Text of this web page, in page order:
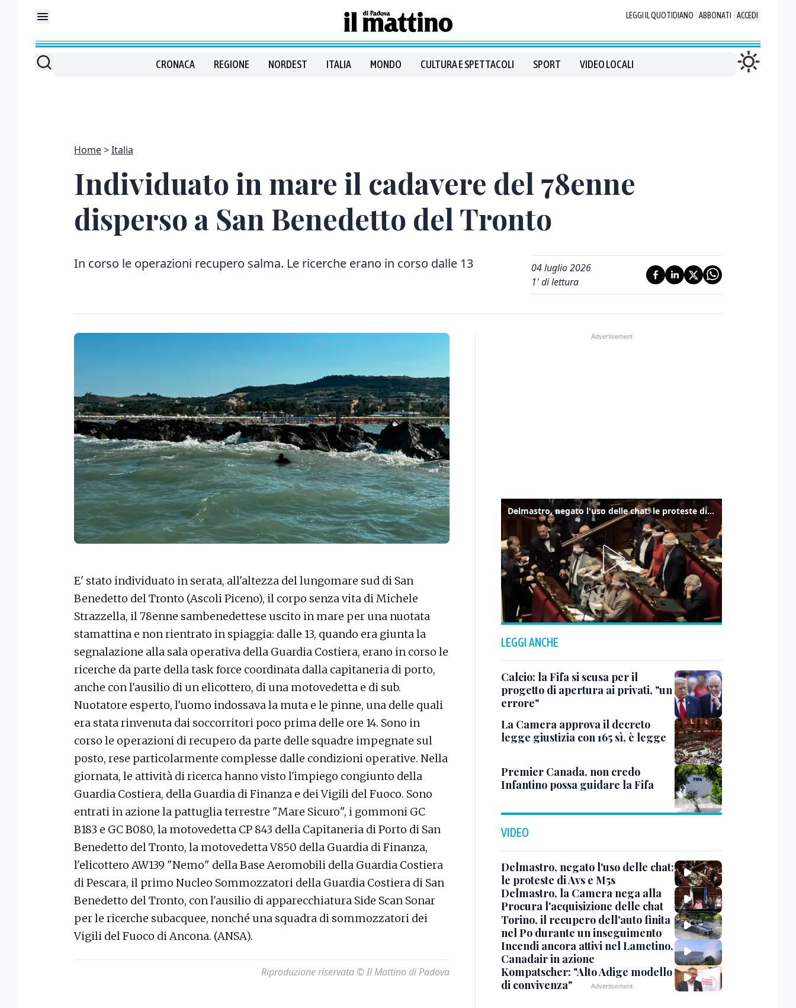
LEGGI IL QUOTIDIANO ABBONATI ACCEDI
CRONACA REGIONE NORDEST ITALIA MONDO CULTURA E SPETTACOLI SPORT VIDEO LOCALI
Home Italia
Individuato in mare il cadavere del 78enne
disperso a San Benedetto del Tronto
In corso le operazioni recupero salma. Le ricerche erano in corso dalle 13
04 luglio 2026
1' di lettura
E' stato individuato in serata, all'altezza del lungomare sud di San
Benedetto del Tronto (Ascoli Piceno), il corpo senza vita di Michele
Strazzella, il 78enne sambenedettese uscito in mare per una nuotata
stamattina e non rientrato in spiaggia: dalle 13, quando era giunta la
segnalazione alla sala operativa della Guardia Costiera, erano in corso le
ricerche da parte della task force coordinata dalla capitaneria di porto,
anche con l'ausilio di un elicottero, di una motovedetta e di sub.
Nuotatore esperto, l'uomo indossava la muta e le pinne, una delle quali
era stata rinvenuta dai soccorritori poco prima delle ore 14. Sono in
corso le operazioni di recupero da parte delle squadre impegnate sul
posto, rese particolarmente complesse dalle condizioni operative. Nella
giornata, le attività di ricerca hanno visto l'impiego congiunto della
Guardia Costiera, della Guardia di Finanza e dei Vigili del Fuoco. Sono
entrati in azione la pattuglia terrestre "Mare Sicuro", i gommoni GC
B183 e GC B080, la motovedetta CP 843 della Capitaneria di Porto di San
Benedetto del Tronto, la motovedetta V850 della Guardia di Finanza,
l'elicottero AW139 "Nemo" della Base Aeromobili della Guardia Costiera
di Pescara, il primo Nucleo Sommozzatori della Guardia Costiera di San
Benedetto del Tronto, con l'ausilio di apparecchiatura Side Scan Sonar
per le ricerche subacquee, nonché una squadra di sommozzatori dei
Vigili del Fuoco di Ancona. (ANSA).
Riproduzione riservata © Il Mattino di Padova
Delmastro, negato l'uso delle chat: le proteste di Avs e M5s
LEGGI ANCHE
Calcio: la Fifa si scusa per il
progetto di apertura ai privati, "un
errore"
La Camera approva il decreto
legge giustizia con 165 sì, è legge
Premier Canada, non credo
Infantino possa guidare la Fifa
VIDEO
Delmastro, negato l'uso delle chat:
le proteste di Avs e M5s
Delmastro, la Camera nega alla
Procura l'acquisizione delle chat
Torino, il recupero dell'auto finita
nel Po durante un inseguimento
Incendi ancora attivi nel Lametino,
Canadair in azione
Kompatscher: "Alto Adige modello
di convivenza"